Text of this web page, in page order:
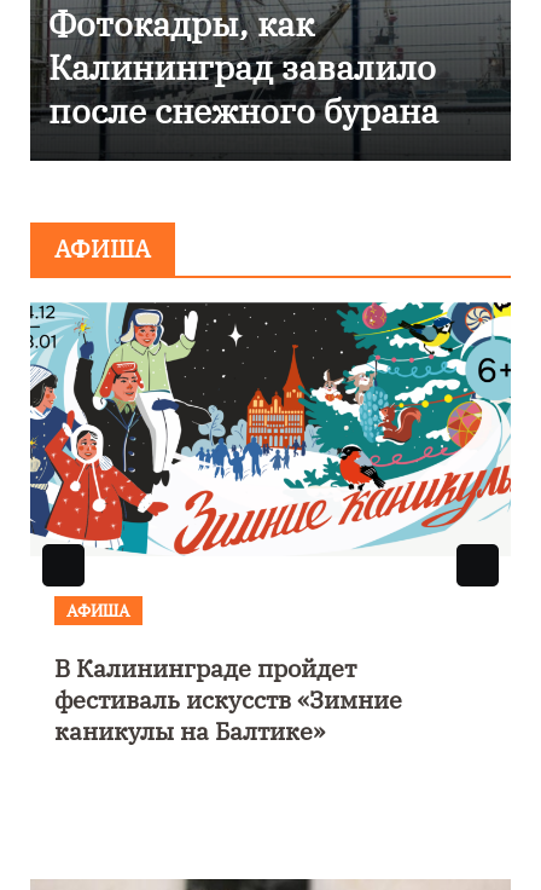
Фоторепортаж как в
Калининграде
эвакуировали ТЦ из-за
сообщения о
АФИША
АФИША
В Калининграде пройдет
фестиваль искусств «Зимние
каникулы на Балтике»